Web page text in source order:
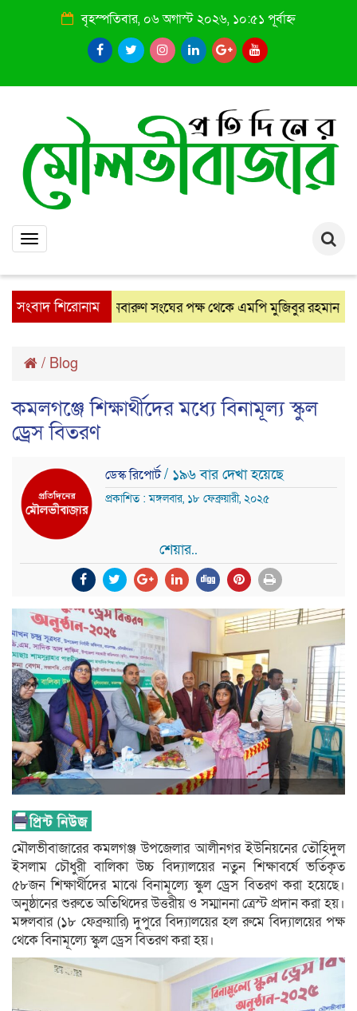
বৃহস্পতিবার, ০৬ অগাস্ট ২০২৬, ১০:৫১ পূর্বাহ্ন
Toggle
সংবাদ শিরোনামনবারুণ সংঘের পক্ষ থেকে এমপি মুজিবুর রহমান চৌধুরীকে
/ Blog
কমলগঞ্জে শিক্ষার্থীদের মধ্যে বিনামূল্য স্কুল
ড্রেস বিতরণ
ডেস্ক রিপোর্ট/ ১৯৬ বার দেখা হয়েছে
প্রকাশিত : মঙ্গলবার, ১৮ ফেব্রুয়ারী, ২০২৫
শেয়ার..
মৌলভীবাজারের কমলগঞ্জ উপজেলার আলীনগর ইউনিয়নের তৌহিদুল
ইসলাম চৌধুরী বালিকা উচ্চ বিদ্যালয়ের নতুন শিক্ষাবর্ষে ভর্তিকৃত
৫৮জন শিক্ষার্থীদের মাঝে বিনামূল্যে স্কুল ড্রেস বিতরণ করা হয়েছে।
অনুষ্ঠানের শুরুতে অতিথিদের উত্তরীয় ও সম্মাননা ত্রেস্ট প্রদান করা হয়।
মঙ্গলবার (১৮ ফেব্রুয়ারি) দুপুরে বিদ্যালয়ের হল রুমে বিদ্যালয়ের পক্ষ
থেকে বিনামূল্যে স্কুল ড্রেস বিতরণ করা হয়।